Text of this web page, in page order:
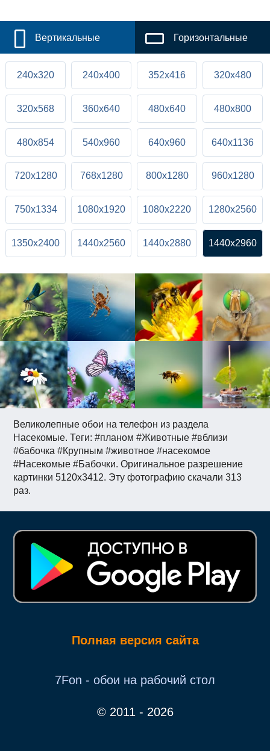
Великолепные обои на телефон из раздела
Насекомые. Теги: #планом #Животные #вблизи
#бабочка #Крупным #животное #насекомое
#Насекомые #Бабочки. Оригинальное разрешение
картинки 5120x3412. Эту фотографию скачали 313
раз.
Вертикальные Горизонтальные
240x320 240x400 352x416 320x480
320x568 360x640 480x640 480x800
480x854 540x960 640x960 640x1136
720x1280 768x1280 800x1280 960x1280
750x1334 1080x1920 1080x2220 1280x2560
1350x2400 1440x2560 1440x2880 1440x2960
Полная версия сайта
7Fon - обои на рабочий стол
© 2011 - 2026